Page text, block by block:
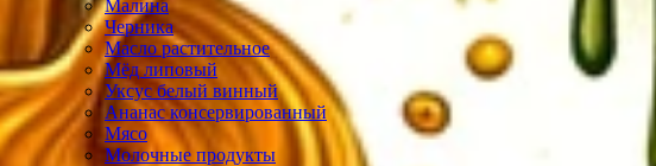
Малина
Черника
Масло растительное
Мёд липовый
Уксус белый винный
Ананас консервированный
Мясо
Молочные продукты